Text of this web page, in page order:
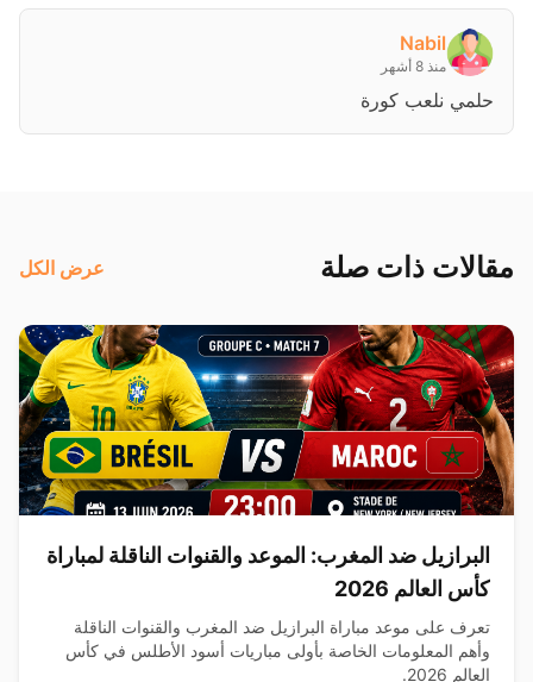
Nabil
منذ 8 أشهر
حلمي نلعب كورة
مقالات ذات صلة عرض الكل
البرازيل ضد المغرب: الموعد والقنوات الناقلة لمباراة
كأس العالم 2026
تعرف على موعد مباراة البرازيل ضد المغرب والقنوات الناقلة
وأهم المعلومات الخاصة بأولى مباريات أسود الأطلس في كأس
العالم 2026.